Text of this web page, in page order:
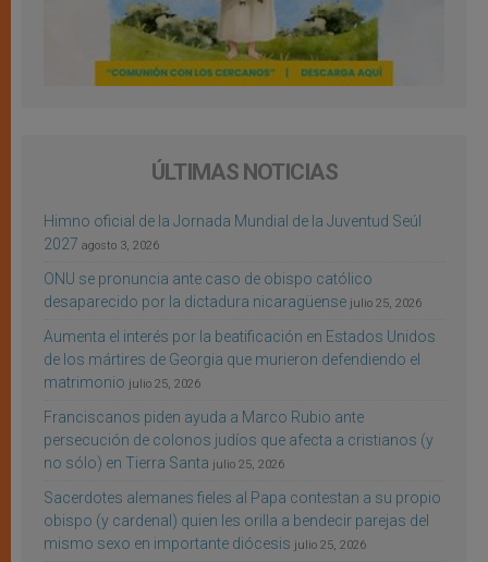
ÚLTIMAS NOTICIAS
Himno oficial de la Jornada Mundial de la Juventud Seúl
2027 agosto 3, 2026
ONU se pronuncia ante caso de obispo católico
desaparecido por la dictadura nicaragüense julio 25, 2026
Aumenta el interés por la beatificación en Estados Unidos
de los mártires de Georgia que murieron defendiendo el
matrimonio julio 25, 2026
Franciscanos piden ayuda a Marco Rubio ante
persecución de colonos judíos que afecta a cristianos (y
no sólo) en Tierra Santa julio 25, 2026
Sacerdotes alemanes fieles al Papa contestan a su propio
obispo (y cardenal) quien les orilla a bendecir parejas del
mismo sexo en importante diócesis julio 25, 2026